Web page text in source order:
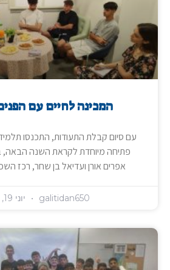
המכינה לחיים עם
עם סיום קבלת התעודות, התכנסו
פתיחה מיוחדת לקראת השנה הבאה,
אפרים אורן ועדיאל בן שחר, רכז
galitidan650 יוני 19, 2026